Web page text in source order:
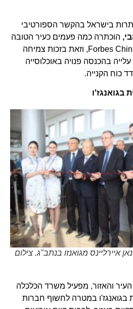
בישראל בהקשר הספורטיבי
הוכתרה כמה פעמים כעיר הטובה
ביותר לעסקים בסין לפי Forbes China, וזאת בזכות צמיחה
בהכנסה פנויה באוכלוסייה
כוח הקנייה.
בגואנגז'ו
איירליינס מגואנזו בנתב"ג. צילום
והאזור, מפעיל משרד הכלכלה
בגואנגז'ו במטרה לחשוף חברות